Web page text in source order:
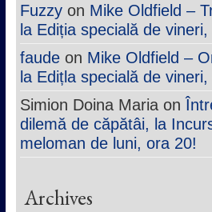
Fuzzyon Mike Oldfield –
la Ediția specială de
faudeon Mike Oldfield –
la Edițla specială de
Simion Doina Mariaon
dilemă de căpătâi, la
meloman de luni, ora 20!
Archives